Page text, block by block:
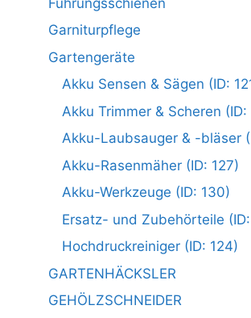
Garniturpflege
Gartengeräte
Akku Sensen & Sägen (ID:
Akku Trimmer & Scheren (ID:
Akku-Laubsauger & -bläser
Akku-Rasenmäher (ID: 127)
Akku-Werkzeuge (ID: 130)
Ersatz- und Zubehörteile
Hochdruckreiniger (ID: 124)
GARTENHÄCKSLER
GEHÖLZSCHNEIDER